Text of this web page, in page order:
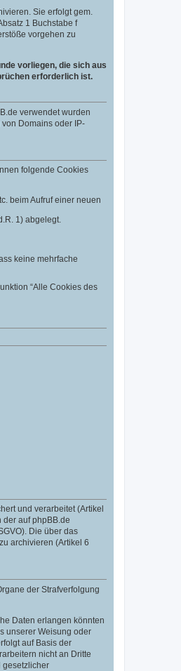
Sie erfolgt gem.
1 Buchstabe f
vorgehen zu
vorliegen, die sich aus
erforderlich ist.
verwendet wurden
Domains oder IP-
folgende Cookies
beim Aufruf einer neuen
1) abgelegt.
keine mehrfache
“Alle Cookies des
und verarbeitet (Artikel
auf phpBB.de
Die über das
archivieren (Artikel 6
der Strafverfolgung
Daten erlangen könnten
unserer Weisung oder
auf Basis der
nicht an Dritte
gesetzlicher